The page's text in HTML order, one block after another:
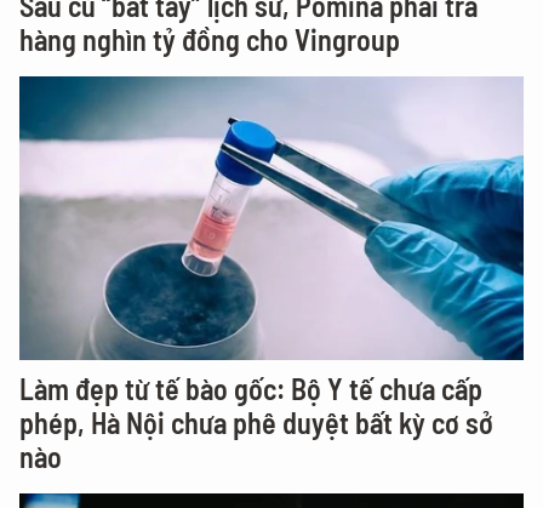
hàng nghìn tỷ đồng cho Vingroup
Làm đẹp từ tế bào gốc: Bộ Y tế chưa cấp
phép, Hà Nội chưa phê duyệt bất kỳ cơ sở
nào